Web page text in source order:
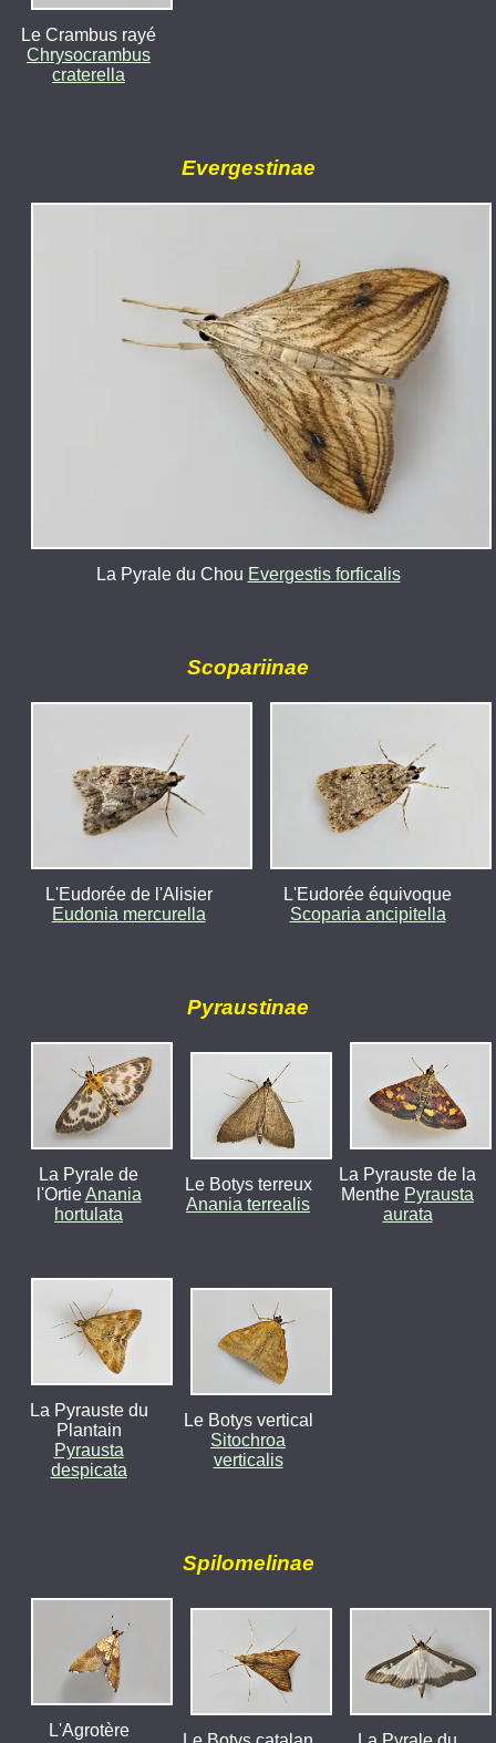
Le Crambus rayé
Chrysocrambus
craterella
Evergestinae
La Pyrale du Chou Evergestis forficalis
Scopariinae
L'Eudorée de l'Alisier
Eudonia mercurella
L'Eudorée équivoque
Scoparia ancipitella
Pyraustinae
La Pyrale de
l'OrtieAnania
hortulata
Le Botys terreux
Anania terrealis
La Pyrauste de la
Menthe Pyrausta
aurata
La Pyrauste du
Plantain
Pyrausta
despicata
Le Botys vertical
Sitochroa
verticalis
Spilomelinae
L'Agrotère